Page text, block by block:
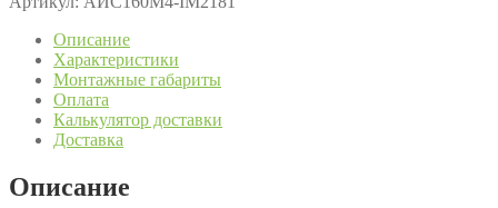
Описание
Характеристики
Монтажные габариты
Оплата
Калькулятор доставки
Доставка
Описание